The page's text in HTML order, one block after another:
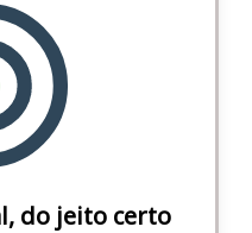
do jeito certo